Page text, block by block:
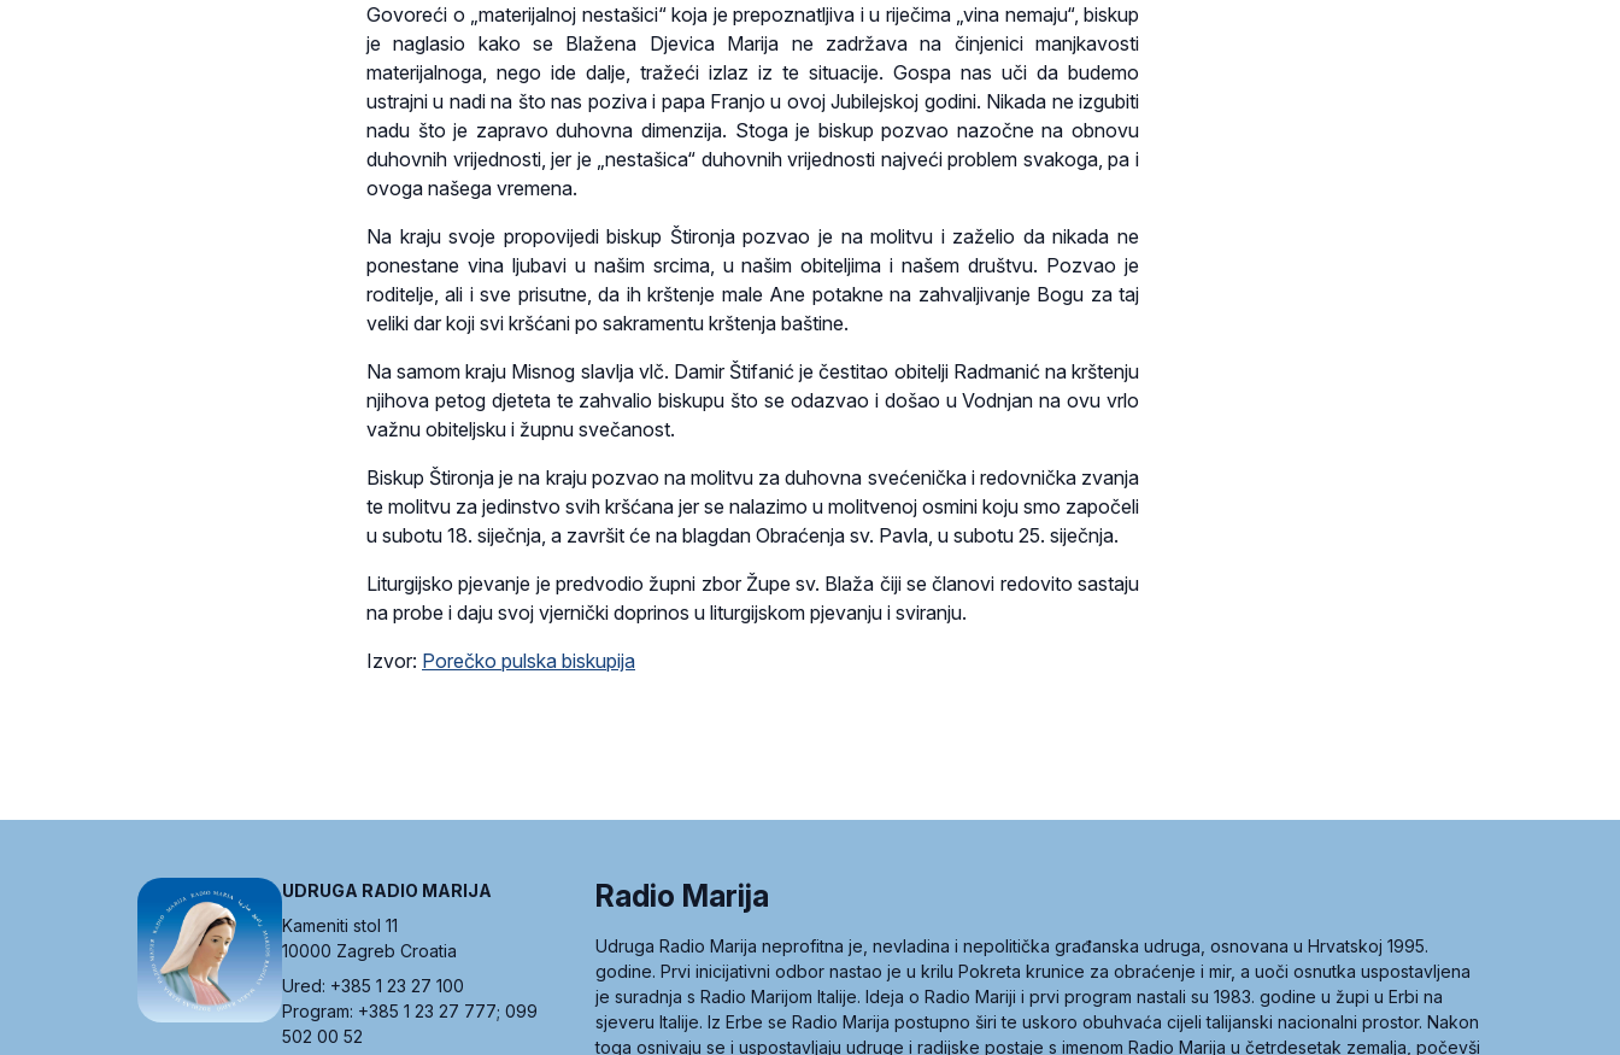
Govoreći o „materijalnoj nestašici“ koja je prepoznatljiva i u riječima „vina nemaju“, biskup
je naglasio kako se Blažena Djevica Marija ne zadržava na činjenici manjkavosti
materijalnoga, nego ide dalje, tražeći izlaz iz te situacije. Gospa nas uči da budemo
ustrajni u nadi na što nas poziva i papa Franjo u ovoj Jubilejskoj godini. Nikada ne izgubiti
nadu što je zapravo duhovna dimenzija. Stoga je biskup pozvao nazočne na obnovu
duhovnih vrijednosti, jer je „nestašica“ duhovnih vrijednosti najveći problem svakoga, pa i
ovoga našega vremena.
Na kraju svoje propovijedi biskup Štironja pozvao je na molitvu i zaželio da nikada ne
ponestane vina ljubavi u našim srcima, u našim obiteljima i našem društvu. Pozvao je
roditelje, ali i sve prisutne, da ih krštenje male Ane potakne na zahvaljivanje Bogu za taj
veliki dar koji svi kršćani po sakramentu krštenja baštine.
Na samom kraju Misnog slavlja vlč. Damir Štifanić je čestitao obitelji Radmanić na krštenju
njihova petog djeteta te zahvalio biskupu što se odazvao i došao u Vodnjan na ovu vrlo
važnu obiteljsku i župnu svečanost.
Biskup Štironja je na kraju pozvao na molitvu za duhovna svećenička i redovnička zvanja
te molitvu za jedinstvo svih kršćana jer se nalazimo u molitvenoj osmini koju smo započeli
u subotu 18. siječnja, a završit će na blagdan Obraćenja sv. Pavla, u subotu 25. siječnja.
Liturgijsko pjevanje je predvodio župni zbor Župe sv. Blaža čiji se članovi redovito sastaju
na probe i daju svoj vjernički doprinos u liturgijskom pjevanju i sviranju.
Izvor: Porečko pulska biskupija
UDRUGA RADIO MARIJA
Kameniti stol 11
10000 Zagreb Croatia
Ured: +385 1 23 27 100
Program: +385 1 23 27 777; 099
502 00 52
Radio Marija
Udruga Radio Marija neprofitna je, nevladina i nepolitička građanska udruga, osnovana u Hrvatskoj 1995.
godine. Prvi inicijativni odbor nastao je u krilu Pokreta krunice za obraćenje i mir, a uoči osnutka uspostavljena
je suradnja s Radio Marijom Italije. Ideja o Radio Mariji i prvi program nastali su 1983. godine u župi u Erbi na
sjeveru Italije. Iz Erbe se Radio Marija postupno širi te uskoro obuhvaća cijeli talijanski nacionalni prostor. Nakon
toga osnivaju se i uspostavljaju udruge i radijske postaje s imenom Radio Marija u četrdesetak zemalja, počevši